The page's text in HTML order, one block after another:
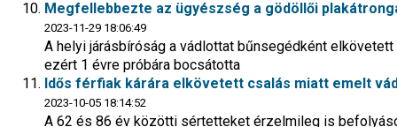
Megfellebbezte az ügyészség a gödöllői
2023-11-29 18:06:49
A helyi járásbíróság a vádlottat bűnsegédként
ezért 1 évre próbára bocsátotta
Idős férfiak kárára elkövetett csalás miatt emelt
2023-10-05 18:14:52
A 62 és 86 év közötti sértetteket érzelmileg is